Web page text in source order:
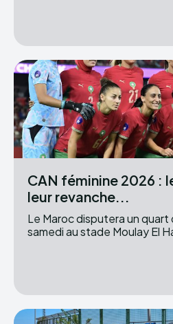
CAN féminine 2026 :
leur revanche...
Le Maroc disputera un
samedi au stade Moulay El